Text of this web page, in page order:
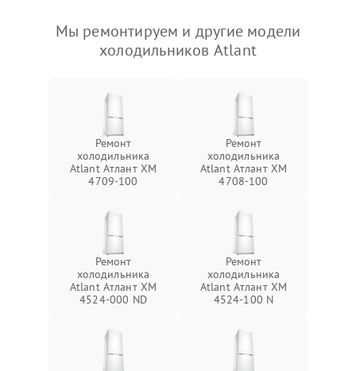
Мы ремонтируем и другие модели
холодильников Atlant
Ремонт
холодильника
Atlant Атлант XM
4709-100
Ремонт
холодильника
Atlant Атлант XM
4708-100
Ремонт
холодильника
Atlant Атлант ХМ
4524-000 ND
Ремонт
холодильника
Atlant Атлант ХМ
4524-100 N